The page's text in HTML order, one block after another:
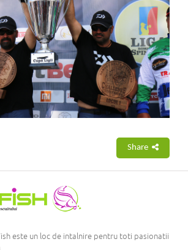
Share
este un loc de intalnire pentru toti pasionatii